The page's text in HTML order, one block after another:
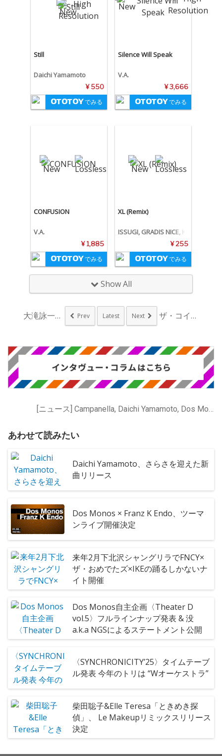
Still
Daichi Yamamoto
¥ 550
でみる
Silence Will Speak
V.A.
¥ 3,666
でみる
CONFUSION
V.A.
¥ 1,885
でみる
XL (Remix)
ISSUGI, GRADIS NICE, KI
¥ 255
でみる
Show All
大滝詠一『Happy... Prev Latest Next ザ・コインロッカーズ...
[ニュース] Campanella, Daichi Yamamoto, Dos Monos, Elle Teresa, FNCY, ISSUGI, OMSB, dodo, gummyboy, 仙人掌
あわせて読みたい
Daichi Yamamoto、さらさを迎えた新
曲リリース
Dos Monos × Franz K Endo、ツーマ
ンライブ開催決定
来年2月下北沢シャングリラでFNCY×
ザ・おめでたズ×IKEの踊るしかないナ
イト開催
Dos Monos自主企画〈Theater D
vol.5〉フルラインナップ発表 & 没
a.k.a NGSによるステートメント公開
〈SYNCHRONICITY’25〉タイムテーブ
ル発表 今年のトリは “Wオーケストラ”
柴田聡子&Elle Teresa「ときめき探
偵」、 Le Makeupリミックスリリース
決定